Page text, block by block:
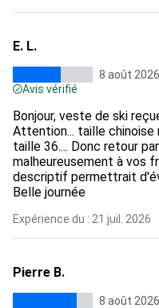
E. L.
8 août 2026
Avis vérifié
Bonjour, veste de ski
Attention... taille chinoise
taille 36.... Donc retour
malheureusement à vos
descriptif permettrait
Belle journée
Expérience du : 21 juil. 2026
Pierre B.
8 août 2026